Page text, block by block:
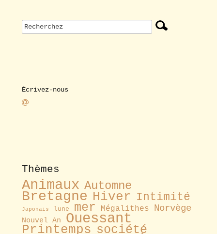
Écrivez-nous
Thèmes
Animaux Automne
Bretagne Hiver Intimité
Japonais lune mer Mégalithes Norvège
Nouvel An Ouessant
Printemps société